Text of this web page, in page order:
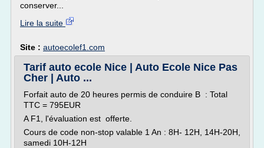
conserver...
Lire la suite
Site : autoecolef1.com
Tarif auto ecole Nice | Auto Ecole Nice Pas
Cher | Auto ...
Forfait auto de 20 heures permis de conduire B : Total
TTC = 795EUR
A F1, l'évaluation est offerte.
Cours de code non-stop valable 1 An : 8H- 12H, 14H-20H,
samedi 10H-12H